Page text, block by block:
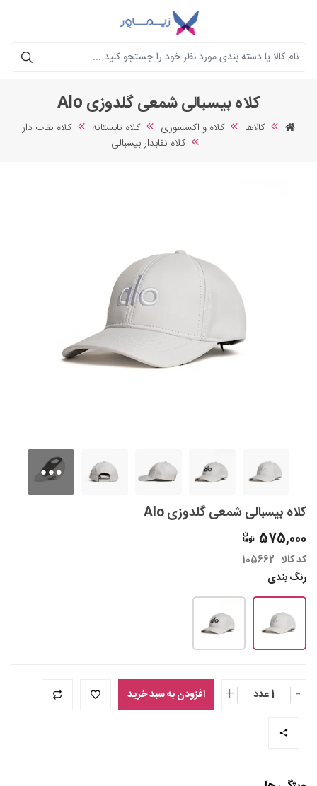
جستجو
کلاه بیسبالی شمعی گلدوزی Alo
کالاها کلاه و اکسسوری کلاه تابستانه
کلاه نقاب دار
کلاه نقابدار بیسبالی
کلاه بیسبالی شمعی گلدوزی Alo
575,000
کد کالا 105662
رنگ بندی
- 1 عدد + افزودن به سبد خرید